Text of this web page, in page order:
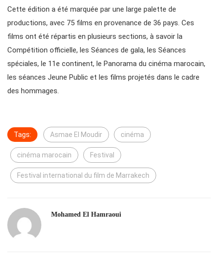
Cette édition a été marquée par une large palette de
productions, avec 75 films en provenance de 36 pays. Ces
films ont été répartis en plusieurs sections, à savoir la
Compétition officielle, les Séances de gala, les Séances
spéciales, le 11e continent, le Panorama du cinéma marocain,
les séances Jeune Public et les films projetés dans le cadre
des hommages.
Tags: Asmae El Moudir cinéma
cinéma marocain Festival
Festival international du film de Marrakech
Mohamed El Hamraoui